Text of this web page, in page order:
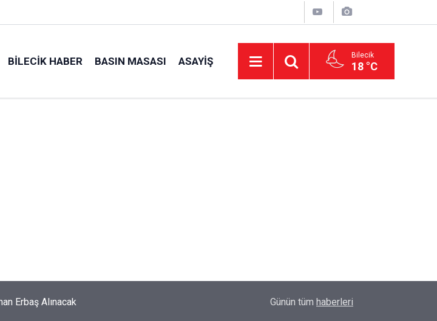
BILECIK HABER BASIN MASASI ASAYIŞ Bilecik
18 °C
ERTUĞRUL OCAĞI'NDAN KOCAELİ’NE ZİYARET
Günün tüm haberleri